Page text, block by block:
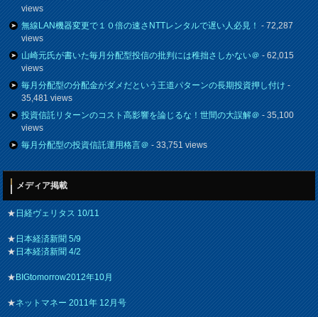
views
無線LAN機器変更で１０倍の速さNTTレンタルで遅い人必見！- 72,287
views
山崎元氏が書いた毎月分配型投信の批判には稚拙さしかない＠- 62,015
views
毎月分配型の分配金がダメだという王道パターンの長期投資押し付け-
35,481 views
投資信託リターンのコスト高影響を論じるな！世間の大誤解＠- 35,100
views
毎月分配型の投資信託運用格言＠- 33,751 views
メディア掲載
★日経ヴェリタス 10/11
★日本経済新聞 5/9
★日本経済新聞 4/2
★BIGtomorrow2012年10月
★ネットマネー 2011年 12月号